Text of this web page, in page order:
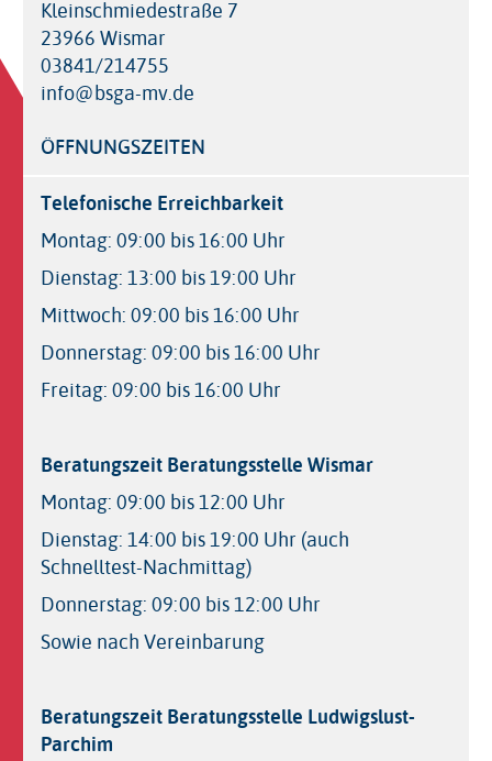
Kleinschmiedestraße 7
23966 Wismar
03841/214755
info@bsga-mv.de
ÖFFNUNGSZEITEN
Telefonische Erreichbarkeit
Montag: 09:00 bis 16:00 Uhr
Dienstag: 13:00 bis 19:00 Uhr
Mittwoch: 09:00 bis 16:00 Uhr
Donnerstag: 09:00 bis 16:00 Uhr
Freitag: 09:00 bis 16:00 Uhr
Beratungszeit Beratungsstelle Wismar
Montag: 09:00 bis 12:00 Uhr
Dienstag: 14:00 bis 19:00 Uhr (auch
Schnelltest-Nachmittag)
Donnerstag: 09:00 bis 12:00 Uhr
Sowie nach Vereinbarung
Beratungszeit Beratungsstelle Ludwigslust-
Parchim